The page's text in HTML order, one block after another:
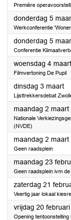
Première
donderdag 5
Werkconferentie
donderdag 5
Conferentie
woensdag 4 maart
Filmvertoning De Pupil
dinsdag 3 maart
Lijsttrekkersdebat
maandag 2 maart
Nationale
(NVDE)
maandag 2 maart
Geen raadsplein
maandag 23
Geen raadsplein ivm
zaterdag 21
Veertig jaar lokaal
vrijdag 20 februari
Opening tentoonstelling